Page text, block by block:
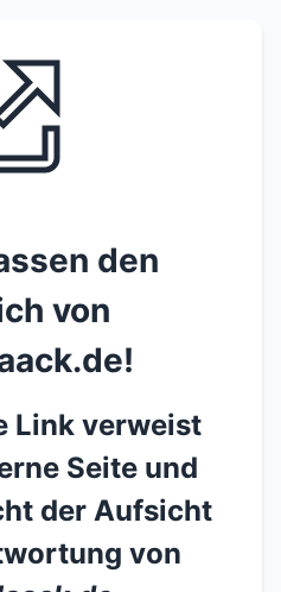
den
von
Link verweist
Seite und
der Aufsicht
von